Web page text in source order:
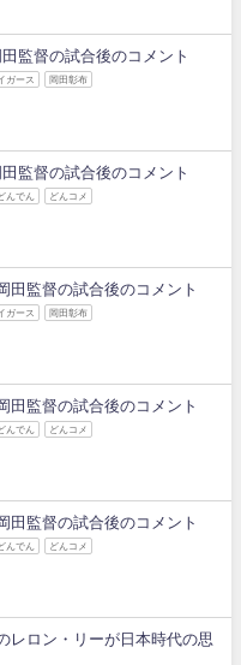
監督の試合後のコメント
ガース 岡田彰布
監督の試合後のコメント
んでん どんコメ
田監督の試合後のコメント
ガース 岡田彰布
田監督の試合後のコメント
んでん どんコメ
田監督の試合後のコメント
んでん どんコメ
レロン・リーが日本時代の思